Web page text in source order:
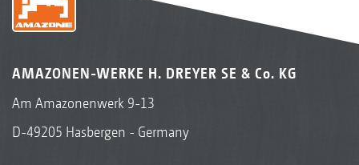
AMAZONEN-WERKE H. DREYER SE & Co. KG
Am Amazonenwerk 9-13
D-49205 Hasbergen - Germany